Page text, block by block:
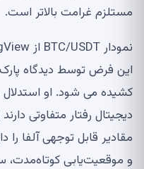
مستلزم غرامت بالاتر است.
نمودار BTC/USDT از TradingView
این فرض توسط دیدگاه
کشیده می شود. او استدلال
دیجیتال رفتار متفاوتی
مقادیر قابل توجهی آلفا را
و موقعیت‌یابی کوتاه‌مدت،